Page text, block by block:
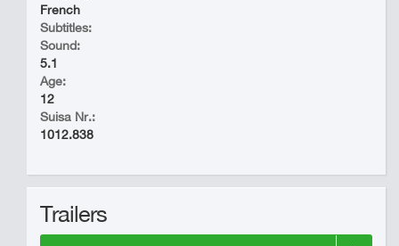
French
Subtitles:
Sound:
5.1
Age:
12
Suisa Nr.:
1012.838
Trailers